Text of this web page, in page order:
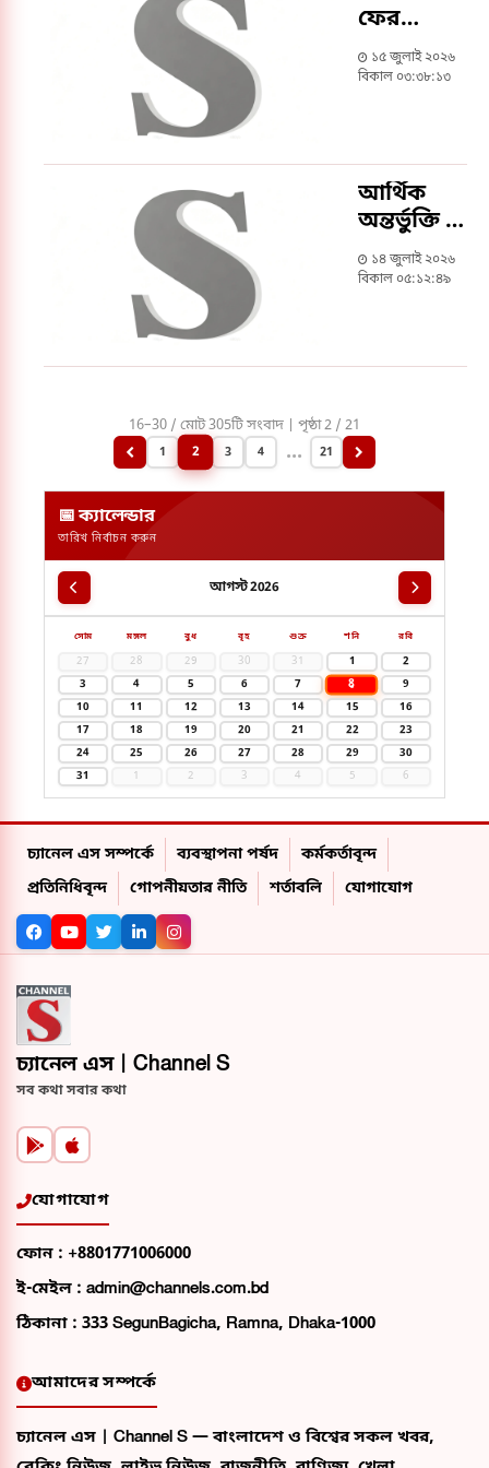
ফের
বাড়লো
জ্বালানি
১৫ জুলাই ২০২৬
বিকাল ০৩:৩৮:১৩
আর্থিক
অন্তর্ভুক্তি ও
গ্রাহকসেবায়
বিশেষ
স্বীকৃতি দিল
মেটলাইফ
বাংলাদেশ
১৪ জুলাই ২০২৬
বিকাল ০৫:১২:৪৯
16–30 / মোট 305টি সংবাদ | পৃষ্ঠা 2 / 21
1 2 3 4 ... 21
📅 ক্যালেন্ডার
তারিখ নির্বাচন করুন
আগস্ট 2026
সোম মঙ্গল বুধ বৃহ শুক্র শনি রবি
27 28 29 30 31 1
2
3
4 5 6 7 8
9
10
11 12 13 14 15
16
17
18 19 20 21 22
23
24
25 26 27 28 29
30
31
1 2 3 4 5 6
চ্যানেল এস সম্পর্কে ব্যবস্থাপনা পর্ষদ
কর্মকর্তাবৃন্দ
প্রতিনিধিবৃন্দ
গোপনীয়তার নীতি শর্তাবলি যোগাযোগ
চ্যানেল এস | Channel S
সব কথা সবার কথা
যোগাযোগ
ফোন : +8801771006000
ই-মেইল : admin@channels.com.bd
ঠিকানা : 333 SegunBagicha, Ramna, Dhaka-1000
আমাদের সম্পর্কে
চ্যানেল এস | Channel S — বাংলাদেশ ও বিশ্বের সকল খবর,